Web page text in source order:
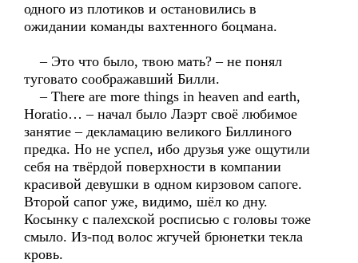
одного из плотиков и остановились в
ожидании команды вахтенного боцмана.
– Это что было, твою мать? – не понял
туговато соображавший Билли.
– There are more things in heaven and earth,
Horatio… – начал было Лаэрт своё любимое
занятие – декламацию великого Биллиного
предка. Но не успел, ибо друзья уже ощутили
себя на твёрдой поверхности в компании
красивой девушки в одном кирзовом сапоге.
Второй сапог уже, видимо, шёл ко дну.
Косынку с палехской росписью с головы тоже
смыло. Из-под волос жгучей брюнетки текла
кровь.